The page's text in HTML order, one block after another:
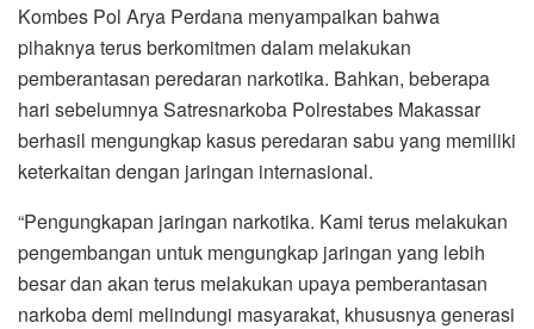
Kombes Pol Arya Perdana menyampaikan bahwa
pihaknya terus berkomitmen dalam melakukan
pemberantasan peredaran narkotika. Bahkan, beberapa
hari sebelumnya Satresnarkoba Polrestabes Makassar
berhasil mengungkap kasus peredaran sabu yang memiliki
keterkaitan dengan jaringan internasional.
“Pengungkapan jaringan narkotika. Kami terus melakukan
pengembangan untuk mengungkap jaringan yang lebih
besar dan akan terus melakukan upaya pemberantasan
narkoba demi melindungi masyarakat, khususnya generasi